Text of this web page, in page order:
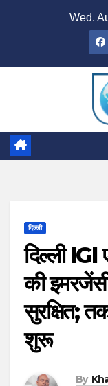
Wed.
दिल्ली
दिल्ली IGI
की
सुरक्षित;
शुरू
By